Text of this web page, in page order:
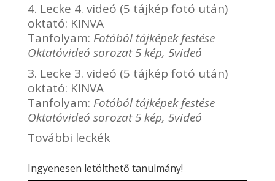
4. Lecke 4. videó (5 tájkép fotó után)
oktató: KINVA
Tanfolyam: Fotóból tájképek festése
Oktatóvideó sorozat 5 kép, 5videó
3. Lecke 3. videó (5 tájkép fotó után)
oktató: KINVA
Tanfolyam: Fotóból tájképek festése
Oktatóvideó sorozat 5 kép, 5videó
További leckék
Ingyenesen letölthető tanulmány!